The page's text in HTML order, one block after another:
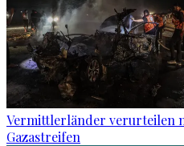
Vermittlerländer verurteilen
Gazastreifen